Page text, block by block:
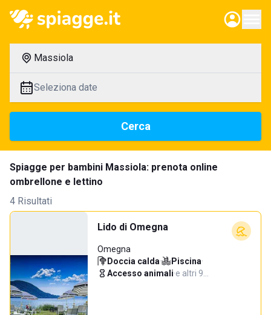
Massiola
Seleziona date
Cerca
Spiagge per bambini Massiola: prenota online
ombrellone e lettino
4 Risultati
Lido di Omegna
Omegna
Doccia calda· Piscina·
Accesso animali·e altri 9…